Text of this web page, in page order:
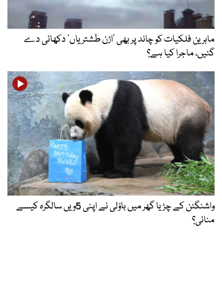
ماہرین فلکیات کو چاند پر بھی ’اڑن طشتریاں‘ دکھائی دے
گئیں، ماجرا کیا ہے؟
واشنگٹن کے چڑیا گھر میں باؤلی نے اپنی 5ویں سالگرہ کیسے
منائی؟